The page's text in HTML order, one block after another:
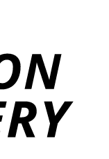
möt
mikroberna
som
fungerar
som
naturlig
medicin
(och